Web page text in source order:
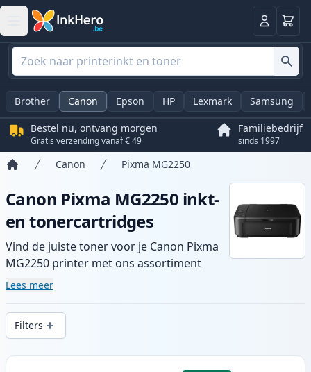
Log in
Brother Canon Epson HP Lexmark Samsung
Bestel nu, ontvang morgen
Gratis verzending vanaf € 49
Familiebedrijf
sinds 1997
Canon Pixma MG2250
Canon Pixma MG2250 inkt-
en tonercartridges
Vind de juiste toner voor je Canon Pixma
MG2250 printer met ons assortiment
compatibele en high-yield cartridges.
snelle levering vanuit lokale voorraad in .
Lees meer
Filters
Producten